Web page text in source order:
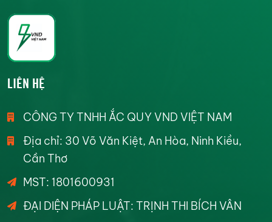
LIÊN HỆ
CÔNG TY TNHH ẮC QUY VND VIỆT NAM
Địa chỉ: 30 Võ Văn Kiệt, An Hòa, Ninh Kiều,
Cần Thơ
MST: 1801600931
ĐẠI DIỆN PHÁP LUẬT: TRỊNH THI BÍCH VÂN